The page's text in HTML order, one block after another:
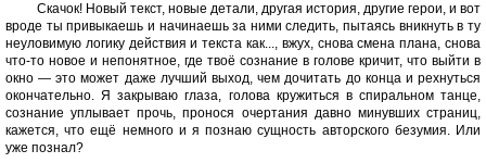
Скачок! Новый текст, новые детали, другая история, другие герои, и вот
вроде ты привыкаешь и начинаешь за ними следить, пытаясь вникнуть в ту
неуловимую логику действия и текста как..., вжух, снова смена плана, снова
что-то новое и непонятное, где твоё сознание в голове кричит, что выйти в
окно — это может даже лучший выход, чем дочитать до конца и рехнуться
окончательно. Я закрываю глаза, голова кружиться в спиральном танце,
сознание уплывает прочь, пронося очертания давно минувших страниц,
кажется, что ещё немного и я познаю сущность авторского безумия. Или
уже познал?